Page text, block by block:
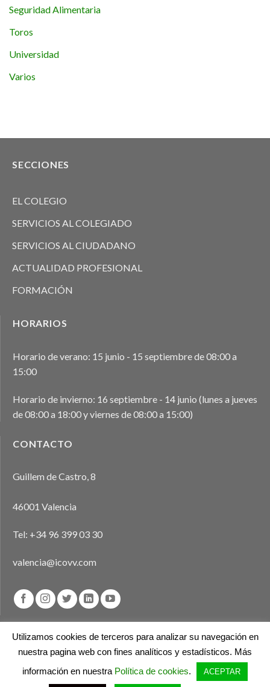
Seguridad Alimentaria
Toros
Universidad
Varios
SECCIONES
EL COLEGIO
SERVICIOS AL COLEGIADO
SERVICIOS AL CIUDADANO
ACTUALIDAD PROFESIONAL
FORMACIÓN
HORARIOS
Horario de verano: 15 junio - 15 septiembre de 08:00 a
15:00
Horario de invierno: 16 septiembre - 14 junio (lunes a jueves
de 08:00 a 18:00 y viernes de 08:00 a 15:00)
CONTACTO
Guillem de Castro, 8
46001 Valencia
Tel: +34 96 399 03 30
valencia@icovv.com
Aviso legal Política de privacidad Política de cookies
Utilizamos cookies de terceros para analizar su navegación en
nuestra pagina web con fines analíticos y estadísticos. Más
información en nuestra Política de cookies. ACEPTAR